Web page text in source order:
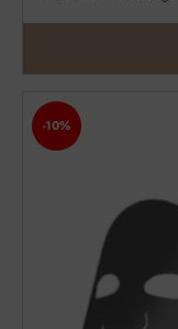
-10%